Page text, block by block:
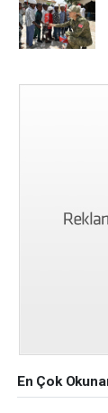
En Çok